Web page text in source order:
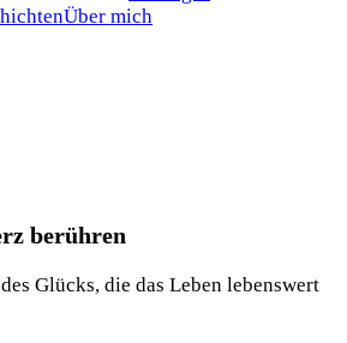
Über mich
berühren
Glücks, die das Leben lebenswert